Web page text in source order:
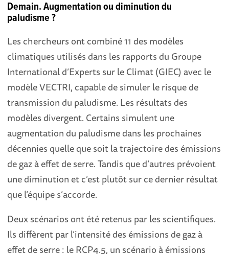
Demain. Augmentation ou diminution du
paludisme ?
Les chercheurs ont combiné 11 des modèles
climatiques utilisés dans les rapports du Groupe
International d’Experts sur le Climat (GIEC) avec le
modèle VECTRI, capable de simuler le risque de
transmission du paludisme. Les résultats des
modèles divergent. Certains simulent une
augmentation du paludisme dans les prochaines
décennies quelle que soit la trajectoire des émissions
de gaz à effet de serre. Tandis que d’autres prévoient
une diminution et c’est plutôt sur ce dernier résultat
que l’équipe s’accorde.
Deux scénarios ont été retenus par les scientifiques.
Ils diffèrent par l’intensité des émissions de gaz à
effet de serre : le RCP4.5, un scénario à émissions